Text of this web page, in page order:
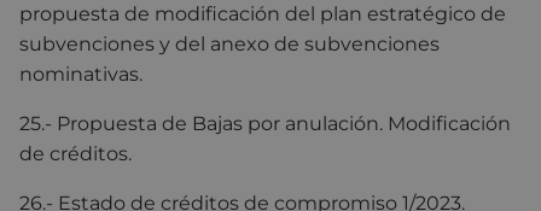
propuesta de modificación del plan estratégico de
subvenciones y del anexo de subvenciones
nominativas.
25.- Propuesta de Bajas por anulación. Modificación
de créditos.
26.- Estado de créditos de compromiso 1/2023.